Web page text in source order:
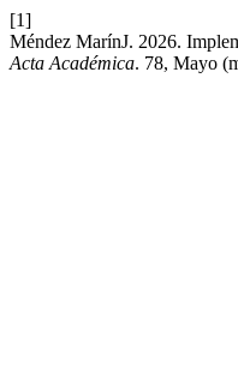
[1]
Méndez MarínJ. 2026.
Acta Académica. 78, Mayo